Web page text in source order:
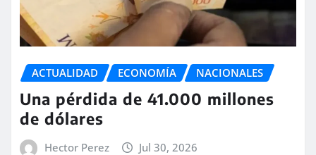
ACTUALIDAD ECONOMÍA NACIONALES
Una pérdida de 41.000 millones
de dólares
Hector Perez Jul 30, 2026